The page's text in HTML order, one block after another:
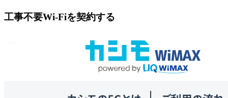
工事不要Wi-Fiを契約する